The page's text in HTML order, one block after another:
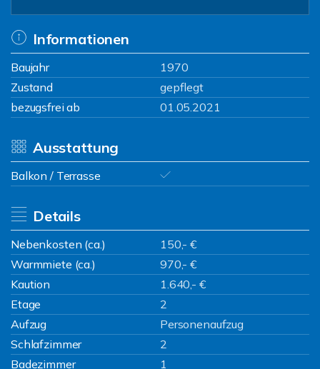
Informationen
Baujahr
1970
Zustand
gepflegt
bezugsfrei ab
01.05.2021
Ausstattung
Balkon / Terrasse
Details
Nebenkosten (ca.)
150,- €
Warmmiete (ca.)
970,- €
Kaution
1.640,- €
Etage
2
Aufzug
Personenaufzug
Schlafzimmer
2
Badezimmer
1